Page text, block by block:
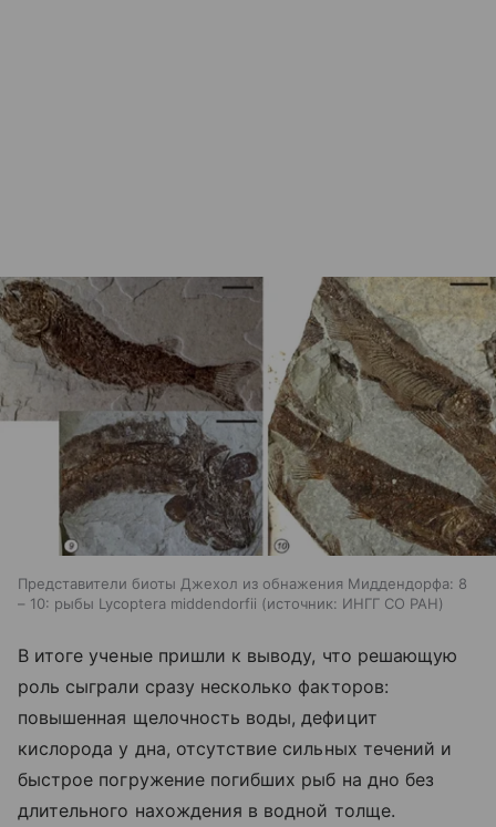
Представители биоты Джехол из обнажения Миддендорфа: 8
– 10: рыбы Lycoptera middendorfii
источник: ИНГГ СО РАН
В итоге ученые пришли к выводу, что решающую
роль сыграли сразу несколько факторов:
повышенная щелочность воды, дефицит
кислорода у дна, отсутствие сильных течений и
быстрое погружение погибших рыб на дно без
длительного нахождения в водной толще.